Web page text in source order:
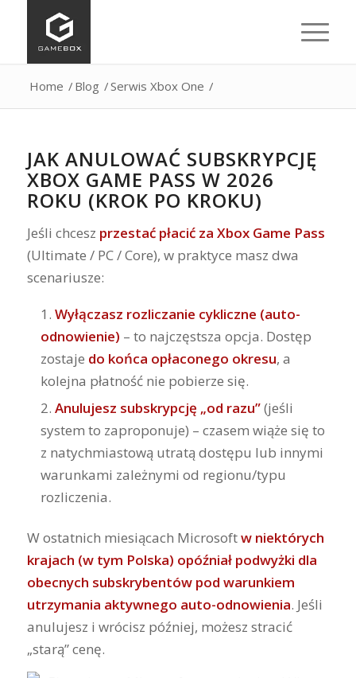
Home / Blog /Serwis Xbox One /
JAK ANULOWAĆ SUBSKRYPCJĘ
XBOX GAME PASS W 2026
ROKU (KROK PO KROKU)
Jeśli chcesz przestać płacić za Xbox Game Pass
(Ultimate / PC / Core), w praktyce masz dwa
scenariusze:
Wyłączasz rozliczanie cykliczne (auto-
odnowienie) – to najczęstsza opcja. Dostęp
zostaje do końca opłaconego okresu, a
kolejna płatność nie pobierze się.
Anulujesz subskrypcję „od razu”(jeśli
system to zaproponuje) – czasem wiąże się to
z natychmiastową utratą dostępu lub innymi
warunkami zależnymi od regionu/typu
rozliczenia.
W ostatnich miesiącach Microsoftw niektórych
krajach (w tym Polska) opóźniał podwyżki dla
obecnych subskrybentów pod warunkiem
utrzymania aktywnego auto-odnowienia. Jeśli
anulujesz i wrócisz później, możesz stracić
„starą” cenę.